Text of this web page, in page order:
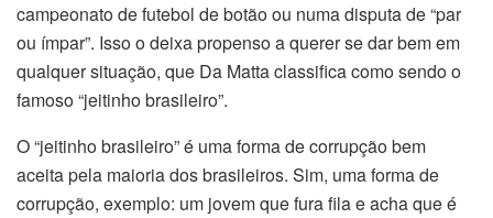
campeonato de futebol de botão ou numa disputa de “par
ou ímpar”. Isso o deixa propenso a querer se dar bem em
qualquer situação, que Da Matta classifica como sendo o
famoso “jeitinho brasileiro”.
O “jeitinho brasileiro” é uma forma de corrupção bem
aceita pela maioria dos brasileiros. Sim, uma forma de
corrupção, exemplo: um jovem que fura fila e acha que é